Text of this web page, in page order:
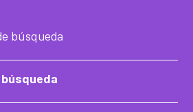
búsqueda